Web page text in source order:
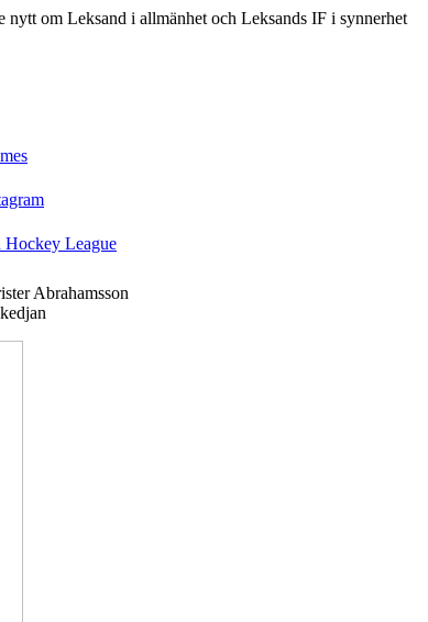
nytt om Leksand i allmänhet och Leksands IF i synnerhet
Hockey League